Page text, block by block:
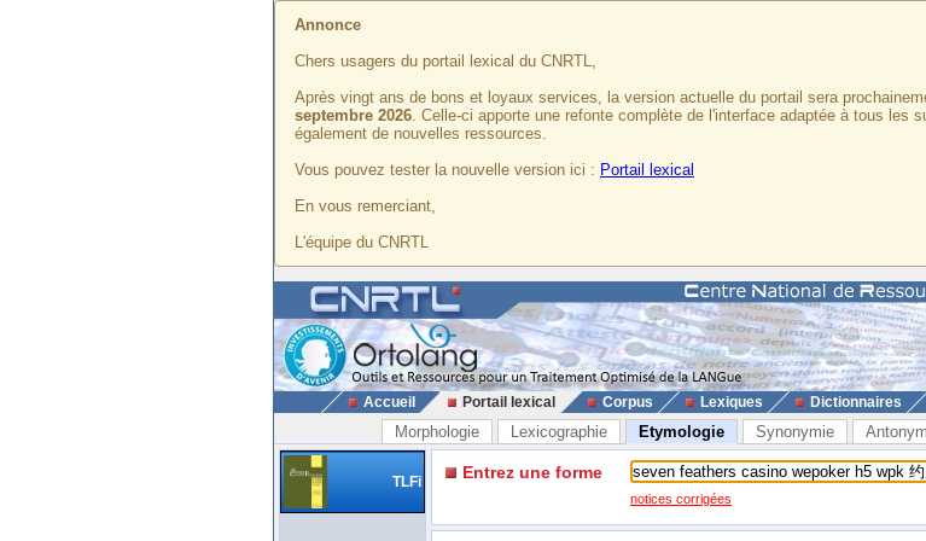
Annonce
Chers usagers du portail lexical du CNRTL,
Après vingt ans de bons et loyaux services, la version actuelle du portail sera
septembre 2026. Celle-ci apporte une refonte complète de l'interface adaptée à tous les
également de nouvelles ressources.
Vous pouvez tester la nouvelle version ici : Portail lexical
En vous remerciant,
L'équipe du CNRTL
Accueil Portail lexical Corpus Lexiques Dictionnaires
Morphologie Lexicographie Etymologie Synonymie
TLFi Entrez une forme
notices corrigées